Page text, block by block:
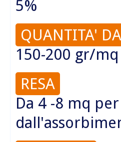
5%
QUANTITA'
150-200 gr/
RESA
Da 4 -8 mq